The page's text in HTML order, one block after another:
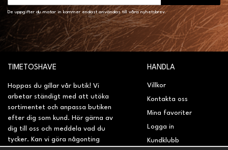
De uppgifter du matar in kommer endast användas till våra nyhetsbrev.
TIMETOSHAVE
Hoppas du gillar vår butik! Vi
arbetar ständigt med att utöka
sortimentet och anpassa butiken
efter dig som kund. Hör gärna av
dig till oss och meddela vad du
tycker. Kan vi göra någonting
HANDLA
Villkor
Kontakta oss
Mina favoriter
Logga in
Kundklubb